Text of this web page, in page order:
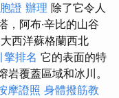
證 辦理 除了它令人
，阿布·辛比的山谷
西洋蘇格蘭西北
擎排名 它的表面的特
覆蓋區域和冰川。
摩證照 身體撥筋教